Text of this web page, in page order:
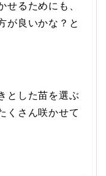
せるためにも、
が良いかな？と
とした苗を選ぶ
くさん咲かせて